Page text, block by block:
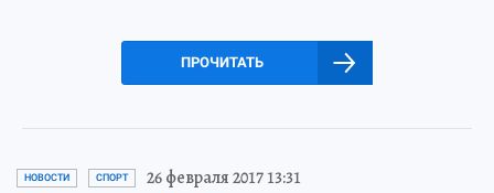
ПРОЧИТАТЬ
НОВОСТИ СПОРТ 26 февраля 2017 13:31